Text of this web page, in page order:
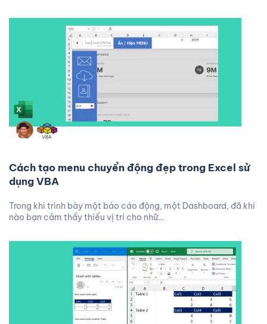
Cách tạo menu chuyển động đẹp trong Excel sử
dụng VBA
Trong khi trình bày một báo cáo động, một Dashboard, đã khi
nào bạn cảm thấy thiếu vị trí cho nhữ…